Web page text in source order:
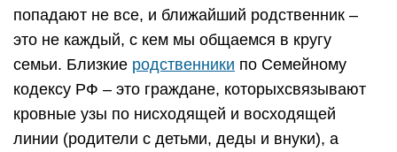
попадают не все, и ближайший родственник –
это не каждый, с кем мы общаемся в кругу
семьи. Близкие родственники по Семейному
кодексу РФ – это граждане, которыхсвязывают
кровные узы по нисходящей и восходящей
линии (родители с детьми, деды и внуки), а